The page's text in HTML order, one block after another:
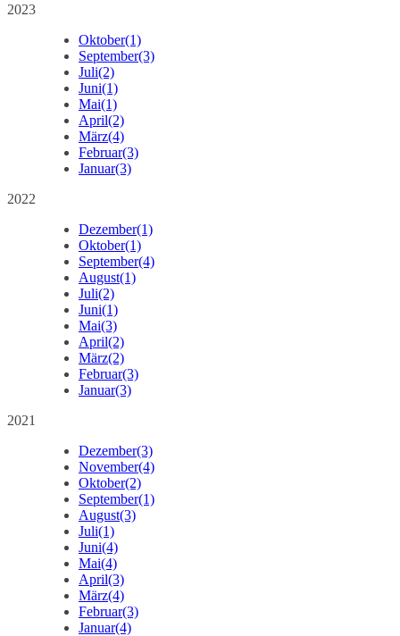
2023
Oktober(1)
September(3)
Juli(2)
Juni(1)
Mai(1)
April(2)
März(4)
Februar(3)
Januar(3)
2022
Dezember(1)
Oktober(1)
September(4)
August(1)
Juli(2)
Juni(1)
Mai(3)
April(2)
März(2)
Februar(3)
Januar(3)
2021
Dezember(3)
November(4)
Oktober(2)
September(1)
August(3)
Juli(1)
Juni(4)
Mai(4)
April(3)
März(4)
Februar(3)
Januar(4)